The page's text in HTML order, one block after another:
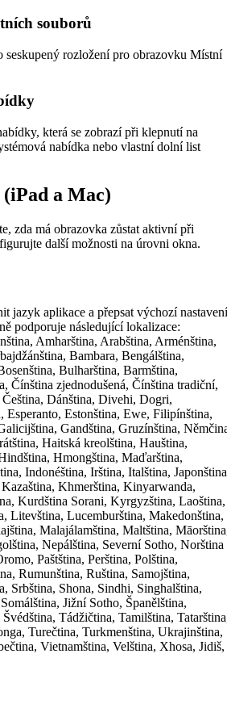
souborů
seskupený rozložení pro obrazovku Místní
která se zobrazí při klepnutí na
nabídka nebo vlastní dolní list
a Mac)
zda má obrazovka zůstat aktivní při
další možnosti na úrovni okna.
jazyk aplikace a přepsat výchozí nastavení
podporuje následující lokalizace:
Amharština, Arabština, Arménština,
Bambara, Bengálština,
Bulharština, Barmština,
Čínština zjednodušená, Čínština tradiční,
Dánština, Divehi, Dogri,
Esperanto, Estonština, Ewe, Filipínština,
Gandština, Gruzínština,
Haitská kreolština, Hauština,
Hmongština, Maďarština,
Indonéština, Irština, Italština,
Khmerština, Kinyarwanda,
Kurdština Sorani, Kyrgyzština, Laoština,
Litevština, Lucemburština, Makedonština,
Malajálamština, Maltština,
Nepálština, Severní Sotho, Norština
Paštština, Perština, Polština,
Rumunština, Ruština, Samojština,
Srbština, Shona, Sindhi, Singhalština,
Jižní Sotho, Španělština,
Tádžičtina, Tamilština,
Turečtina, Turkmenština, Ukrajinština,
Vietnamština, Velština, Xhosa, Jidiš,